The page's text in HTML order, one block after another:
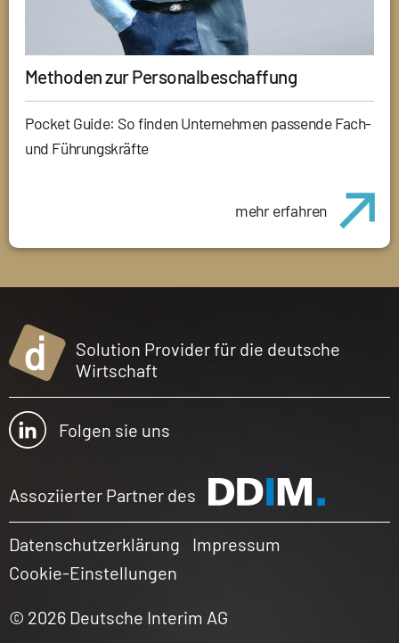
Methoden zur Personalbeschaffung
Pocket Guide: So finden Unternehmen passende Fach-
und Führungskräfte
mehr erfahren
Solution Provider für die deutsche
Wirtschaft
Folgen sie uns
Assoziierter Partner des
Datenschutzerklärung
Impressum
Cookie-Einstellungen
© 2026 Deutsche Interim AG